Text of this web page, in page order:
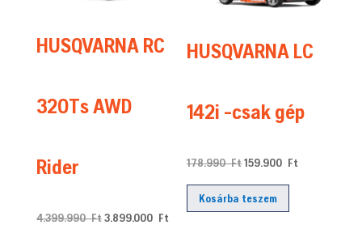
HUSQVARNA RC
320Ts AWD
Rider
4.399.990Ft Original
3.899.000 FtCurrent
HUSQVARNA LC
142i -csak gép
178.990FtOriginal
price
was:
159.900 Ft
Kosárba teszem